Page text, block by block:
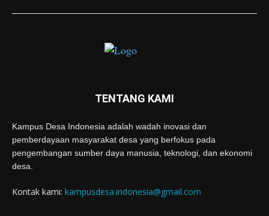
TENTANG KAMI
Kampus Desa Indonesia adalah wadah inovasi dan
pemberdayaan masyarakat desa yang berfokus pada
pengembangan sumber daya manusia, teknologi, dan ekonomi
desa.
Kontak kami: kampusdesa.indonesia@gmail.com